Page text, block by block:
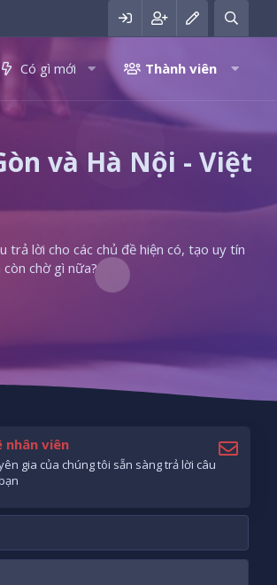
Có gì mới Thành viên
và Hà Nội - Việt
trả lời cho các chủ đề hiện có, tạo uy tín
chờ gì nữa?
nhân viên
gia của chúng tôi sẵn sàng trả lời câu